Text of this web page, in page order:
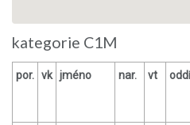
kategorie C1M
por. vk jméno nar. vt